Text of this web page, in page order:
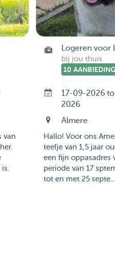
van
Logeren voor
bij jou thuis
10
17-09-2026
2026
Almere
Hallo! Voor ons
teefje van 1,5 jaar
een fijn oppasadres
periode van 17
tot en met 25 septe...